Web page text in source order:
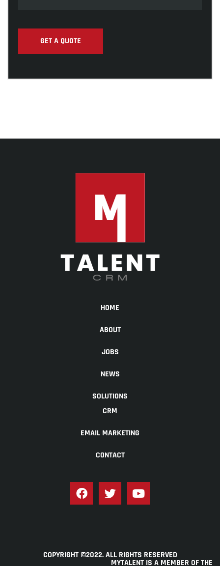
HOME
ABOUT
JOBS
NEWS
SOLUTIONS
CRM
EMAIL MARKETING
CONTACT
COPYRIGHT ©2022. ALL RIGHTS RESERVED
MYTALENT IS A MEMBER OF THE